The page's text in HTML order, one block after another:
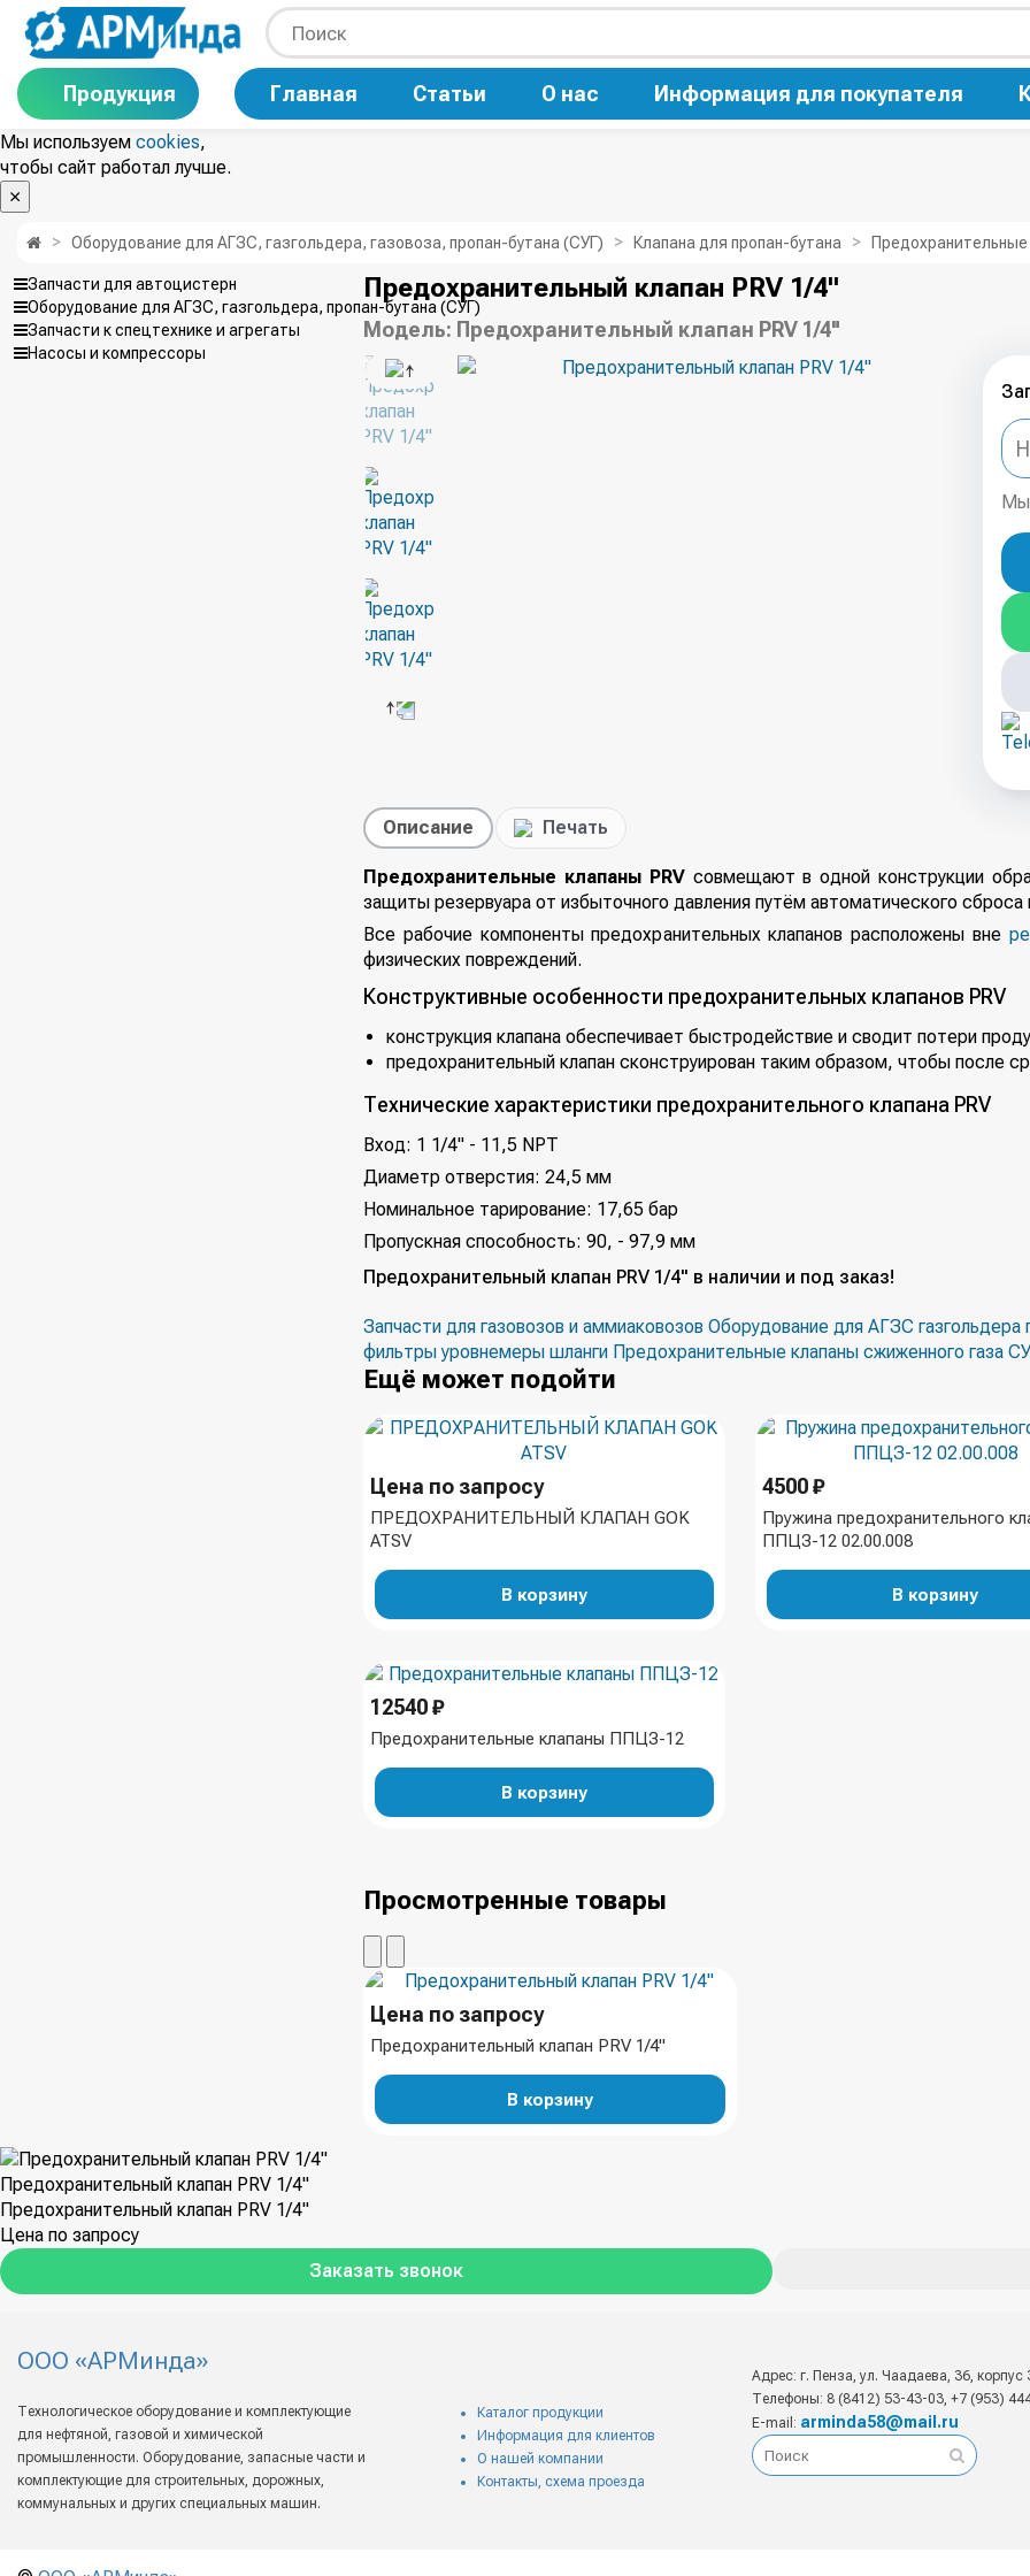
Продукция Главная Статьи О нас Информация для покупателя
Мы используем cookies,
чтобы сайт работал лучше.
Оборудование для АГЗС, газгольдера, газовоза, пропан-бутана (СУГ) Клапана для пропан-бутана
Запчасти для автоцистерн
Оборудование для АГЗС, газгольдера, пропан-бутана (СУГ)
Запчасти к спецтехнике и агрегаты
Насосы и компрессоры
Предохранительный клапан PRV 1/4"
Модель: Предохранительный клапан PRV 1/4"
Мы
Описание Печать
Предохранительные клапаны PRVсовмещают в одной конструкции
защиты резервуара от избыточного давления путём автоматического сброса
Все рабочие компоненты предохранительных клапанов расположены вне
физических повреждений.
Конструктивные особенности предохранительных клапанов PRV
конструкция клапана обеспечивает быстродействие и сводит потери
предохранительный клапан сконструирован таким образом, чтобы после
Технические характеристики предохранительного клапана PRV
Вход: 1 1/4" - 11,5 NPT
Диаметр отверстия: 24,5 мм
Номинальное тарирование: 17,65 бар
Пропускная способность: 90, - 97,9 мм
Предохранительный клапан PRV 1/4" в наличии и под заказ!
Запчасти для газовозов и аммиаковозов Оборудование для АГЗС газгольдера
фильтры уровнемеры шланги Предохранительные клапаны сжиженного газа
Ещё может подойти
Цена по запросу
ПРЕДОХРАНИТЕЛЬНЫЙ КЛАПАН GOK
ATSV
В корзину
4500 ₽
Пружина предохранительного
ППЦЗ-12 02.00.008
В корзину
12540 ₽
Предохранительные клапаны ППЦЗ-12
В корзину
Просмотренные товары
Цена по запросу
Предохранительный клапан PRV 1/4"
В корзину
Предохранительный клапан PRV 1/4"
Предохранительный клапан PRV 1/4"
Цена по запросу
Заказать звонок
ООО «АРМинда»
Технологическое оборудование и комплектующие
для нефтяной, газовой и химической
промышленности. Оборудование, запасные части и
комплектующие для строительных, дорожных,
коммунальных и других специальных машин.
Каталог продукции
Информация для клиентов
О нашей компании
Контакты, схема проезда
Адрес: г. Пенза, ул. Чаадаева, 36, корпус
Телефоны: 8 (8412) 53-43-03, +7 (953)
E-mail: arminda58@mail.ru